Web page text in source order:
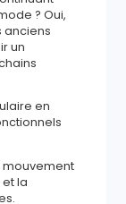
? Oui,
anciens
un
en
mouvement
la